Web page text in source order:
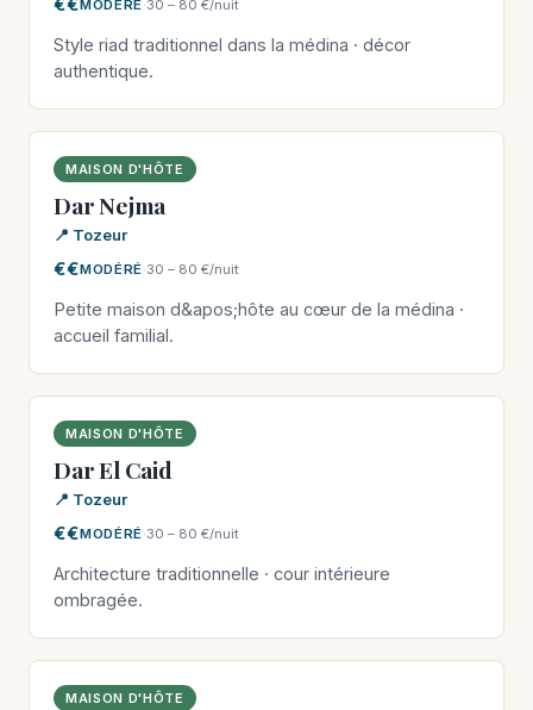
MODÉRÉ·30 – 80 €/nuit
Style riad traditionnel dans la médina · décor
authentique.
MAISON D'HÔTE
Dar Nejma
📍 Tozeur
€€MODÉRÉ·30 – 80 €/nuit
Petite maison d&apos;hôte au cœur de la médina ·
accueil familial.
MAISON D'HÔTE
Dar El Caid
📍 Tozeur
€€MODÉRÉ·30 – 80 €/nuit
Architecture traditionnelle · cour intérieure
ombragée.
MAISON D'HÔTE